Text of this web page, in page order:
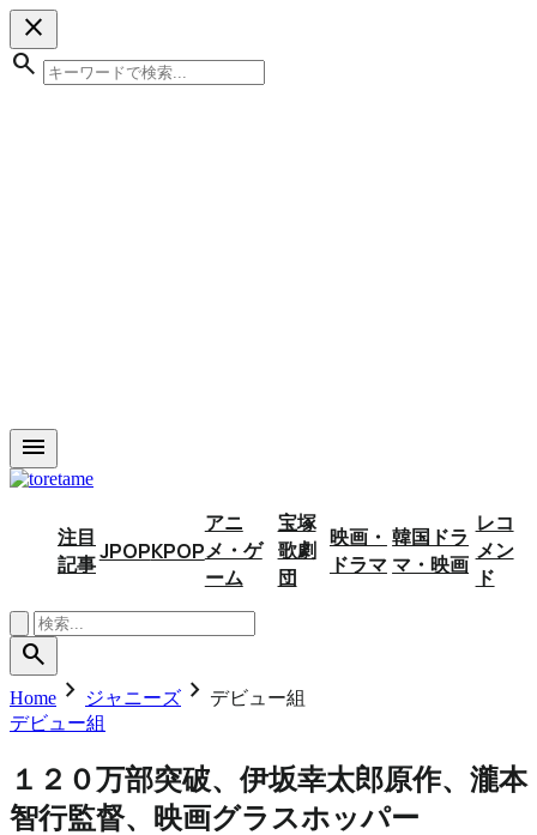
close
search
menu
注目
記事JPOPKPOP
アニ
メ・ゲ
ーム
宝塚
歌劇
団
映画・
ドラマ
韓国ドラ
マ・映画
レコ
メン
ド
search
Home chevron_right ジャニーズ chevron_right デビュー組
デビュー組
１２０万部突破、伊坂幸太郎原作、瀧本
智行監督、映画グラスホッパー